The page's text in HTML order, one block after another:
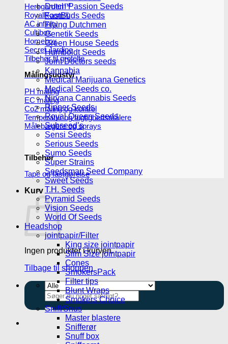
Herbgarden™
RoyalRoom®
AC infinity
Cultibox
Homebox
Secret Jardine
Tilbehør til grotelte
Målingsudstyr
PH måling
EC måling
Co2 måling og kontrol
Temperatur og fugtighedsmålere
Målebægere og sprays
Tilbehør
Tape og fastgørelse
Kurv
Ingen produkter i kurven.
Tilbage til shoppen
Søg
efter:
Dutch Passion Seeds
FastBuds Seeds
Flying Dutchmen
Genetik Seeds
Green House Seeds
Humboldt Seeds
Joint Doctors seeds
Kannabia
Medical Marijuana Genetics
Medical Seeds co.
Nirvana Cannabis Seeds
Ripper Seeds
Royal Queen Seeds
Subseed’s
Sensi Seeds
Serious Seeds
Sumo Seeds
Super Strains
Seedsman Seed Company
Sweet Seeds
T.H. Seeds
Pyramid Seeds
Vision Seeds
World Of Seeds
Headshop
jointpapir/Filter
King size jointpapir
Slim Size jointpapir
Cones
SmokersPack
Filter tips
Blunt Wraps
Smokers Choice
Sniff/Snus
Master blastere
Snifferør
Snuff box